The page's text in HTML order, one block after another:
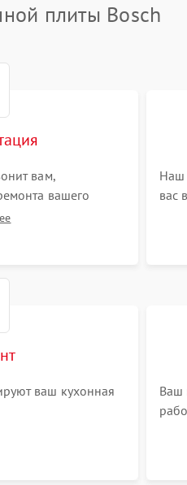
плиты Bosch
вам,
вашего
на все ваши
Наш
вас
ваш кухонная
Ваш